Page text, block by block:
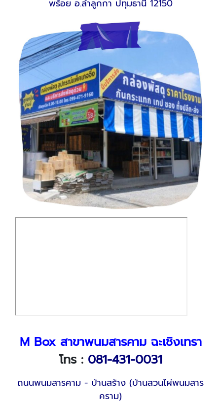
พร้อย อ.ลำลูกกา ปทุมธานี 12150
M Box สาขาพนมสารคาม ฉะเชิงเทรา
โทร : 081-431-0031
ถนนพนมสารคาม - บ้านสร้าง (บ้านสวนไผ่พนมสาร
คราม)